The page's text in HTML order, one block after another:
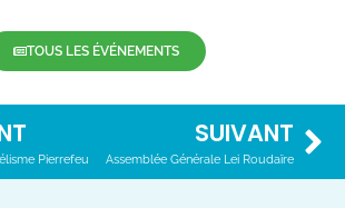
TOUS LES ÉVÉNEMENTS
Pierrefeu
SUIVANT
Assemblée Générale Lei Roudaïre